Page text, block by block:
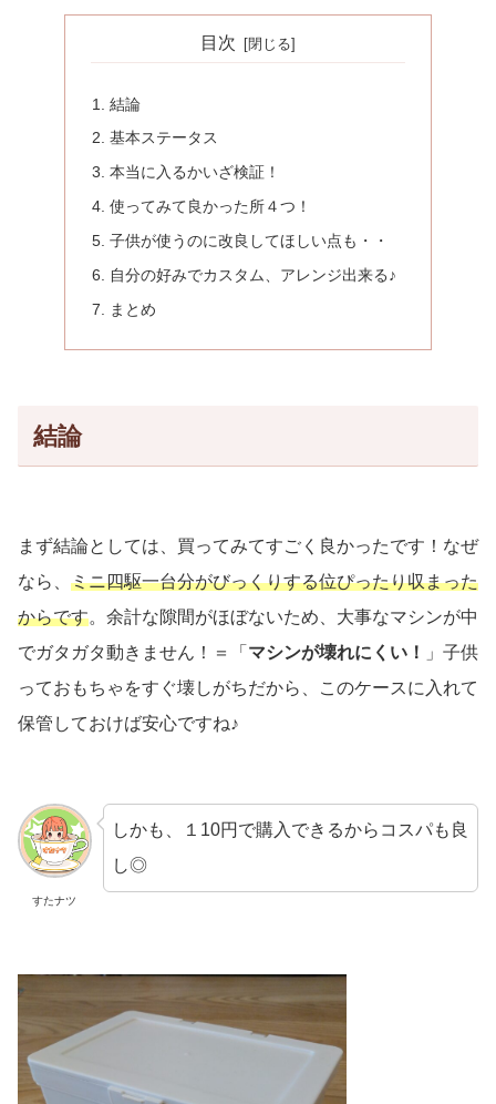
目次
結論
基本ステータス
本当に入るかいざ検証！
使ってみて良かった所４つ！
子供が使うのに改良してほしい点も・・
自分の好みでカスタム、アレンジ出来る♪
まとめ
結論
まず結論としては、買ってみてすごく良かったです！なぜ
なら、 ミニ四駆一台分がびっくりする位ぴったり収まった
からです。余計な隙間がほぼないため、大事なマシンが中
でガタガタ動きません！＝「 マシンが壊れにくい！
」子供
っておもちゃをすぐ壊しがちだから、このケースに入れて
保管しておけば安心ですね♪
すたナツ
しかも、１10円で購入できるからコスパも良
し◎